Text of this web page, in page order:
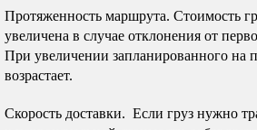
Протяженность маршрута. Стоимость
увеличена в случае отклонения от
При увеличении запланированного на
возрастает.
Скорость доставки. Если груз нужно